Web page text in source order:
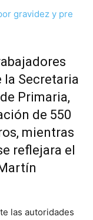
la Secretaria
Primaria,
de 550
mientras
reflejara el
las autoridades